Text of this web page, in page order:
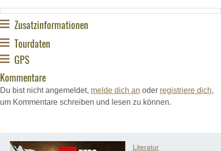
Zusatzinformationen
Tourdaten
GPS
Kommentare
Du bist nicht angemeldet, melde dich an oder registriere dich,
um Kommentare schreiben und lesen zu können.
Literatur